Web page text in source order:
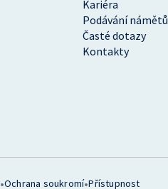
Kariéra
Podávání námětů
Časté dotazy
Kontakty
•Ochrana soukromí•Přístupnost